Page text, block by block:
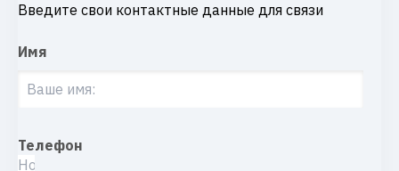
Введите свои контактные данные для связи
Имя
Телефон